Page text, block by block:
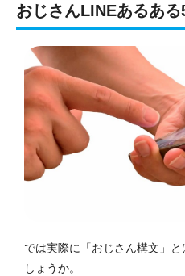
おじさんLINEあるある
では実際に「おじさん構文」
しょうか。